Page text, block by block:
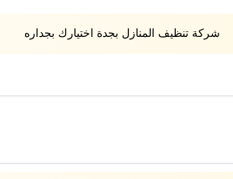
شركة تنظيف المنازل بجدة اختيارك بجداره